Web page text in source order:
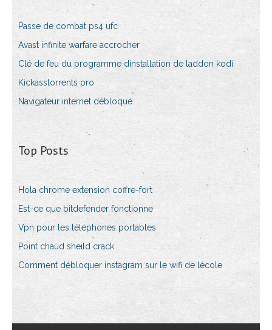
Passe de combat ps4 ufc
Avast infinite warfare accrocher
Clé de feu du programme dinstallation de laddon kodi
Kickasstorrents pro
Navigateur internet débloqué
Top Posts
Hola chrome extension coffre-fort
Est-ce que bitdefender fonctionne
Vpn pour les téléphones portables
Point chaud sheild crack
Comment débloquer instagram sur le wifi de lécole